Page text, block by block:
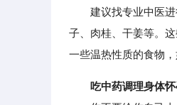
建议找专业中医进
子、肉桂、干姜等。
一些温热性质的食物
吃中药调理身体